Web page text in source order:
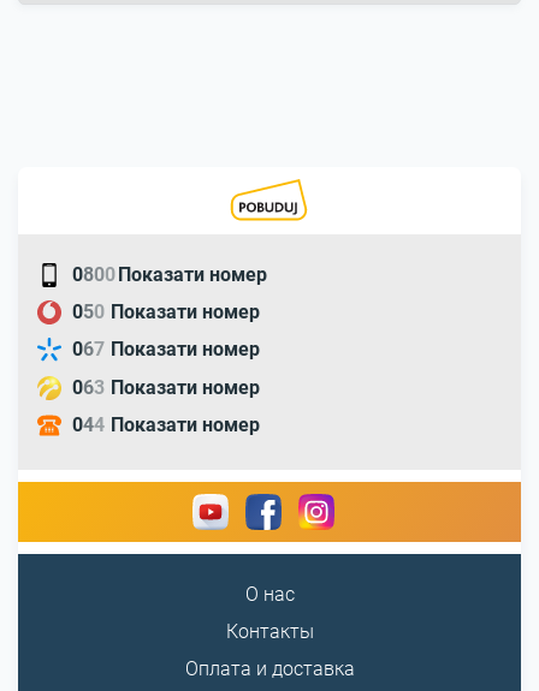
0800Показати номер
050 Показати номер
067 Показати номер
063 Показати номер
044 Показати номер
О нас
Контакты
Оплата и доставка